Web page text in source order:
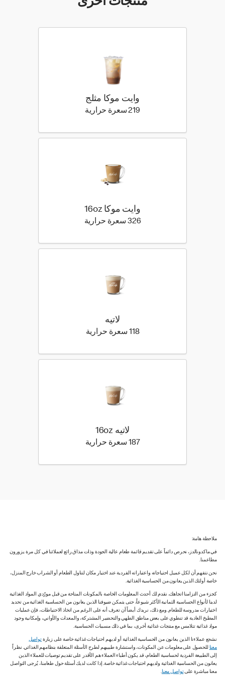
وايت موكا مثلج
219 سعرة حرارية 219 كيلو سعرة حرارية
وايت موكا 16oz
326 سعرة حرارية
لاتيه
118 سعرة حرارية
لاتيه 16oz
187 سعرة حرارية
ملاحظة هامة:
في ماكدونالدز، نحرص دائماً على تقديم قائمة طعام عالية الجودة وذات مذاق رائع لعملائنا في كل مرة يزورون
مطاعمنا.
نحن نتفهم أن لكل عميل احتياجاته واعتباراته الفردية عند اختيار مكان لتناول الطعام أو الشراب خارج المنزل،
خاصة أولئك الذين يعانون من الحساسية الغذائية.
كجزء من التزامنا اتجاهك، نقدم لك أحدث المعلومات الخاصة بالمكونات المتاحة من قبل مورّدي المواد الغذائية
لدينا لأنواع الحساسية الثمانية الأكثر شيوعاً، حتى يتمكن ضيوفنا الذين يعانون من الحساسية الغذائية من تحديد
اختيارات مدروسة للطعام. ومع ذلك، نريدك أيضاً أن تعرف أنه على الرغم من اتخاذ الاحتياطات، فإن عمليات
المطبخ العادية قد تنطوي على بعض مناطق الطهي والتحضير المشتركة، والمعدات والأواني، وإمكانية وجود
مواد غذائية تتلامس مع منتجات غذائية أخرى، بما في ذلك مسببات الحساسية.
نشجع عملاءنا الذين يعانون من الحساسية الغذائية أو لديهم احتياجات غذائية خاصة على زيارةتواصل
معنا للحصول على معلومات عن المكونات، واستشارة طبيبهم لطرح الأسئلة المتعلقة بنظامهم الغذائي. نظراً
إلى الطبيعة الفردية لحساسية الطعام، قد يكون أطباء العملاء هم الأقدر على تقديم توصيات للعملاء الذين
يعانون من الحساسية الغذائية ولديهم احتياجات غذائية خاصة. إذا كانت لديك أسئلة حول طعامنا، يُرجى التواصل
معنا مباشرة علىتواصل معنا.